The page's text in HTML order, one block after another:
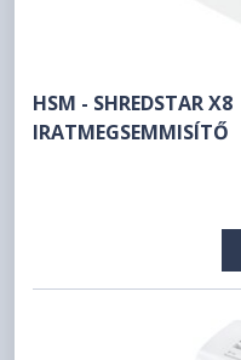
HSM - SHREDSTAR X8
IRATMEGSEMMISÍTŐ